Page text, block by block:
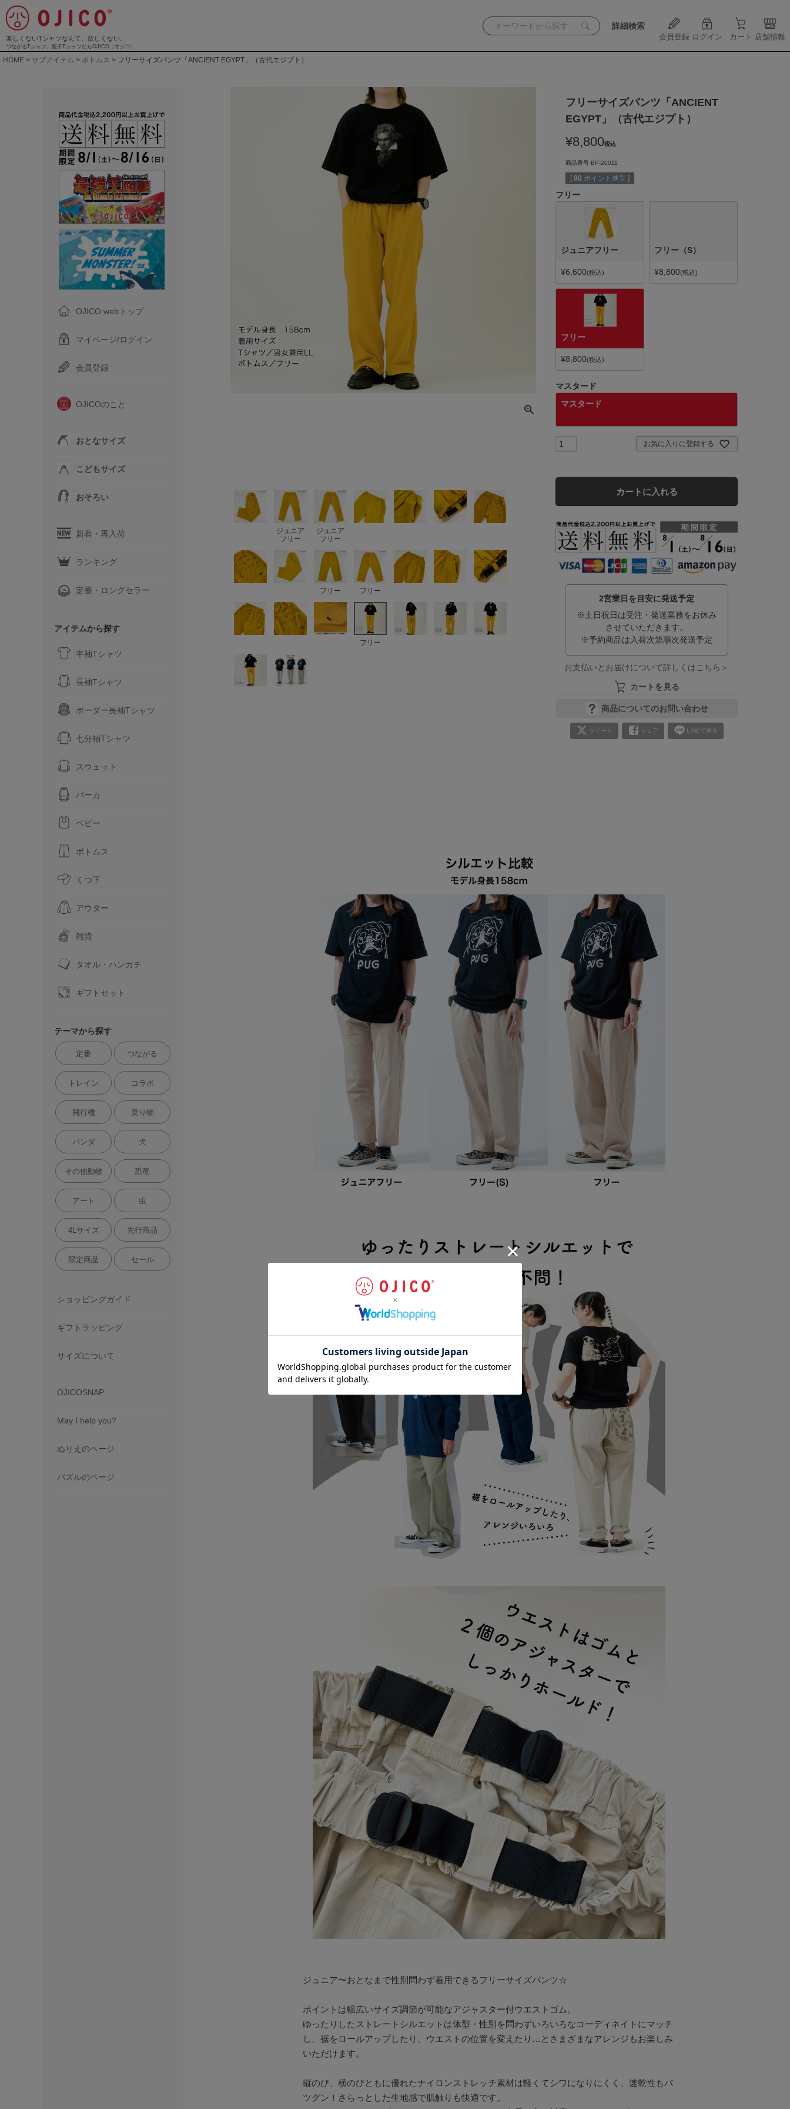
楽しくないTシャツなんて、欲しくない。
つながるTシャツ、親子TシャツならOJICO（オジコ）
詳細検索
会員登録 ログイン カート 店舗情報
HOME サブアイテム ボトムス フリーサイズパンツ「ANCIENT EGYPT」（古代エジプト）
OJICO webトップ
マイページ/ログイン
会員登録
OJICOのこと
おとなサイズ
こどもサイズ
おそろい
新着・再入荷
ランキング
定番・ロングセラー
アイテムから探す
半袖Tシャツ
長袖Tシャツ
ボーダー長袖Tシャツ
七分袖Tシャツ
スウェット
パーカ
ベビー
ボトムス
くつ下
アウター
雑貨
タオル・ハンカチ
ギフトセット
テーマから探す
定番 つながる
トレイン コラボ
飛行機 乗り物
パンダ 犬
その他動物 恐竜
アート 虫
4Lサイズ 先行商品
限定商品 セール
ショッピングガイド
ギフトラッピング
サイズについて
OJICOSNAP
May I help you?
ぬりえのページ
パズルのページ
ジュニア
フリー
ジュニア
フリー
フリー フリー
フリー
フリーサイズパンツ「ANCIENT
EGYPT」（古代エジプト）
¥8,800税込
商品番号 BP-20011
[ 80 ポイント進呈 ]
フリー
ジュニアフリー
¥6,600 税込
フリー（S）
¥8,800 税込
フリー
¥8,800 税込
マスタード
マスタード
お気に入りに登録する
カートに入れる
2営業日を目安に発送予定
※土日祝日は受注・発送業務をお休み
させていただきます。
※予約商品は入荷次第順次発送予定
お支払いとお届けについて詳しくはこちら＞
カートを見る
商品についてのお問い合わせ
ツイート シェア LINEで送る
ジュニア〜おとなまで性別問わず着用できるフリーサイズパンツ☆
ポイントは幅広いサイズ調節が可能なアジャスター付ウエストゴム。
ゆったりしたストレートシルエットは体型・性別を問わずいろいろなコーディネイトにマッチ
し、裾をロールアップしたり、ウエストの位置を変えたり…とさまざまなアレンジもお楽しみ
いただけます。
縦のび、横のびともに優れたナイロンストレッチ素材は軽くてシワになりにくく、速乾性もバ
ツグン！さらっとした生地感で肌触りも快適です。